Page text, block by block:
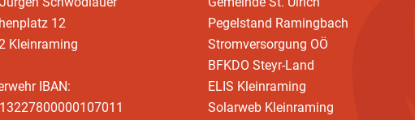
12
Kleinraming
IBAN:
Pegelstand Ramingbach
Stromversorgung OÖ
BFKDO Steyr-Land
ELIS Kleinraming
Solarweb Kleinraming